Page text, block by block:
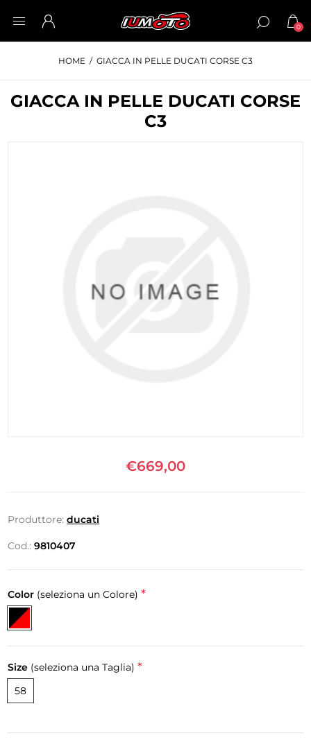
0
HOME / GIACCA IN PELLE DUCATI CORSE C3
GIACCA IN PELLE DUCATI CORSE
C3
€669,00
Produttore: ducati
Cod.: 9810407
Color (seleziona un Colore) *
Size (seleziona una Taglia) *
58